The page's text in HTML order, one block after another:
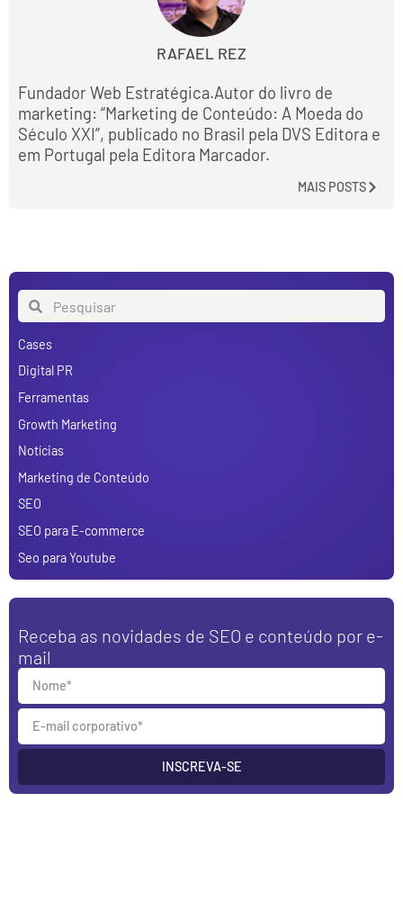
RAFAEL REZ
Fundador Web Estratégica.Autor do livro de
marketing: “Marketing de Conteúdo: A Moeda do
Século XXI”, publicado no Brasil pela DVS Editora e
em Portugal pela Editora Marcador.
MAIS POSTS
Cases
Digital PR
Ferramentas
Growth Marketing
Notícias
Marketing de Conteúdo
SEO
SEO para E-commerce
Seo para Youtube
Receba as novidades de SEO e conteúdo por e-
mail
INSCREVA-SE